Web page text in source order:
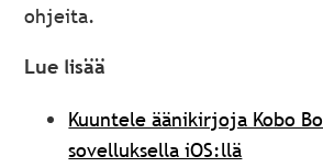
ohjeita.
Lue lisää
Kuuntele äänikirjoja Kobo
sovelluksella iOS:llä